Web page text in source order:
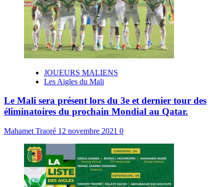
JOUEURS MALIENS
Les Aigles du Mali
Le Mali sera présent lors du 3e et dernier tour des
éliminatoires du prochain Mondial au Qatar.
Mahamet Traoré 12 novembre 2021 0